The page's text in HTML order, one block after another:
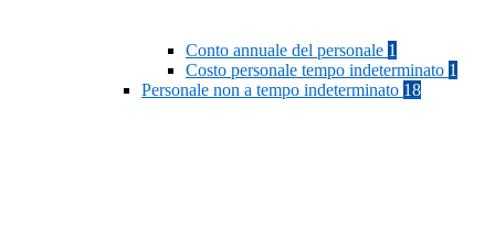
Conto annuale del personale 1
Costo personale tempo indeterminato 1
Personale non a tempo indeterminato 18